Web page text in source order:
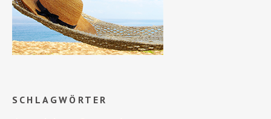
SCHLAGWÖRTER